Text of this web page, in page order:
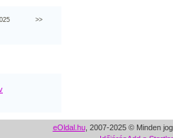
>>
eOldal.hu, 2007-2025 © Minden